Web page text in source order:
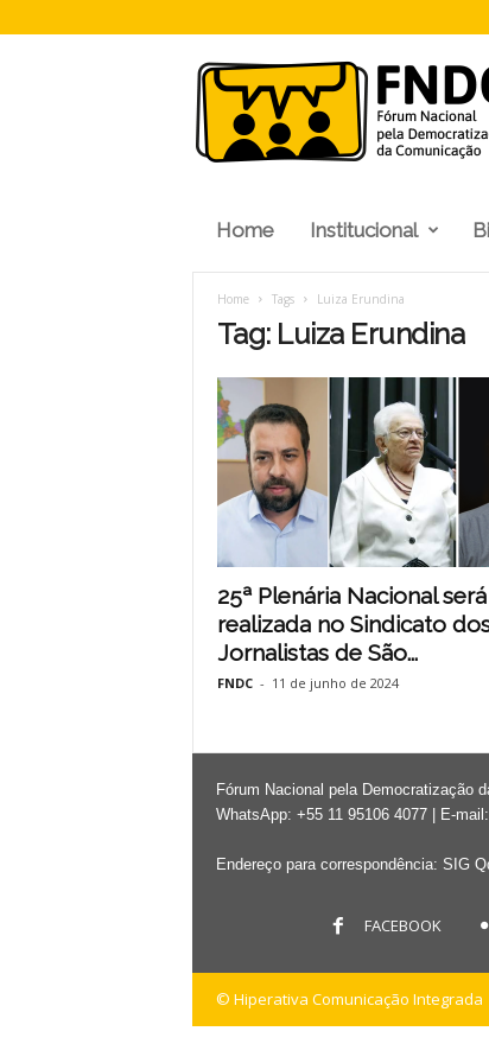
N
D
C
Home Institucional
Home Tags Luiza Erundina
Tag: Luiza Erundina
25ª Plenária Nacional será
realizada no Sindicato
Jornalistas de São...
FNDC - 11 de junho de 2024
Fórum Nacional pela Democratização
WhatsApp: +55 11 95106 4077 | E-mail:
Endereço para correspondência: SIG
FACEBOOK
© Hiperativa Comunicação Integrada